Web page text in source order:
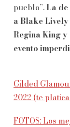
pueblo”. La
a Blake
Regina King
evento
Gilded
2022 (te
FOTOS: Los